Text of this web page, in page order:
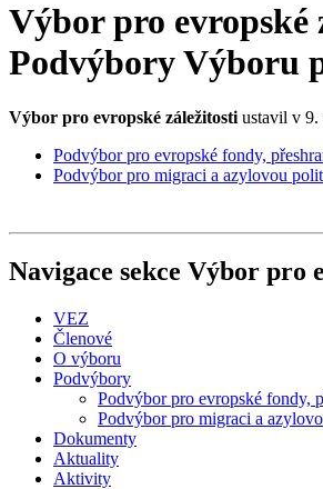
Výbor pro evropské
Podvýbory Výboru
Výbor pro evropské záležitosti ustavil v
Podvýbor pro evropské fondy,
Podvýbor pro migraci a azylovou
Navigace sekce Výbor pro
VEZ
Členové
O výboru
Podvýbory
Podvýbor pro evropské fondy,
Podvýbor pro migraci a
Dokumenty
Aktuality
Aktivity